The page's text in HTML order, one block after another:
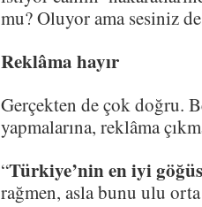
mu? Oluyor ama sesiniz
Reklâma hayır
Gerçekten de çok doğru.
yapmalarına, reklâma
“Türkiye’nin en iyi
rağmen, asla bunu ulu